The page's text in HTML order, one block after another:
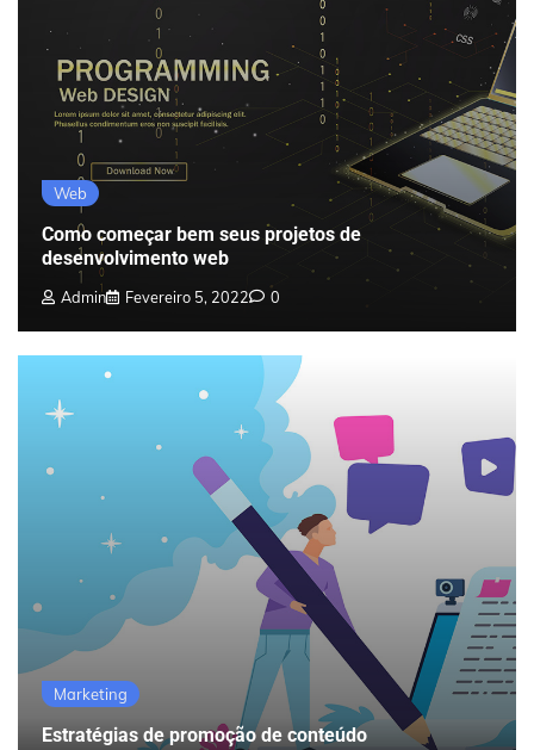
Web
Como começar bem seus projetos de
desenvolvimento web
Admin Fevereiro 5, 2022 0
Marketing
Estratégias de promoção de conteúdo